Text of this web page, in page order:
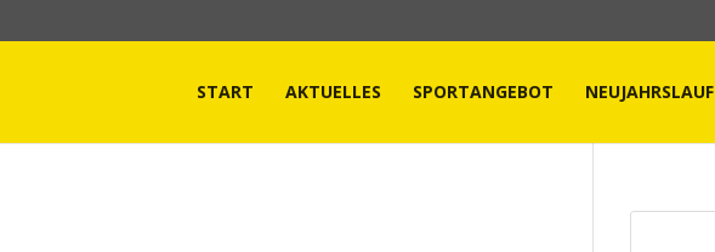
START AKTUELLES SPORTANGEBOT NEUJAHRSLAUF